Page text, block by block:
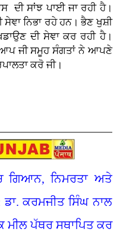
ਦੀ ਸਾਂਝ ਪਾਈ ਜਾ ਰਹੀ ਹੈ।
ਨਿਭਾ ਰਹੇ ਹਨ। ਭੈਣ ਖੁਸ਼ੀ
ਦੀ ਸੇਞਾ ਕਰ ਰਹੀ ਹੈ।
ਜੀ ਸਮੂਹ ਸੰਗਤਾਂ ਨੇ ਆਪਣੇ
ਕਰੋ ਜੀ।
ਗਿਆਨ, ਨਿਮਰਤਾ ਅਤੇ
ਕਰਮਜੀਤ ਸਿੰਘ ਨਾਲ
ਮੀਲ ਪੱਥਰ ਸਥਾਪਿਤ ਕਰ